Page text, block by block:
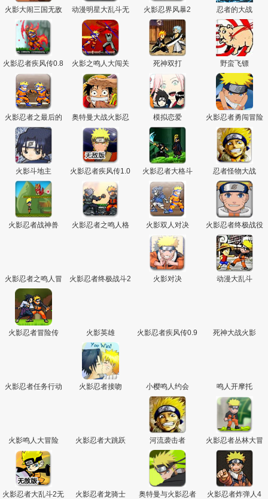
火影大闹三国无敌
版
动漫明星大乱斗无
敌版
火影忍界风暴2 忍者的大战
火影忍者疾风传0.8 火影之鸣人大闯关 死神双打 野蛮飞镖
火影忍者之最后的
决战
奥特曼大战火影忍
者
模拟恋爱
火影忍者勇闯冒险
岛
火影斗地主
火影忍者疾风传1.0
无敌版
火影忍者大格斗 忍者怪物大战
火影忍者战神兽
火影忍者之鸣人格
火影双人对决 火影忍者终极战役
火影忍者之鸣人冒
险
火影忍者终极战斗2 火影对决 动漫大乱斗
火影忍者冒险传 火影英雄 火影忍者疾风传0.9 死神大战火影
火影忍者任务行动 火影忍者接吻 小樱鸣人约会 鸣人开摩托
火影鸣人大冒险 火影忍者大跳跃 河流袭击者
火影忍者丛林大冒
险
火影忍者大乱斗2无
火影忍者龙骑士
奥特曼与火影忍者
火影忍者炸弹人4